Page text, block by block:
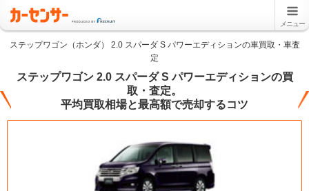
メニュー
ステップワゴン（ホンダ） 2.0 スパーダ S パワーエディションの車買取・車査
定
ステップワゴン 2.0 スパーダ S パワーエディションの買
取・査定。
平均買取相場と最高額で売却するコツ